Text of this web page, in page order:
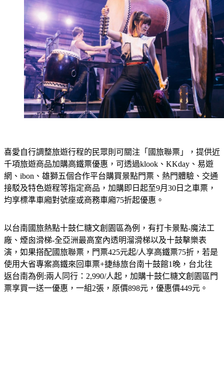
千項旅遊商品加購高鐵票優惠，可透過klook、KKday、易遊
網、ibon、雄獅五個合作平台購買景點門票、熱門體驗、交通
接駁及特色遊程等指定商品，加購即日起至9月30日之車票，
均享標準車廂對號座或商務車廂75折起優惠。
廠、煙囪滑梯-全亞洲最高室內透明溜滑梯以及十鼓擊樂表
演，如果搭配國旅聯票，門票425元起/人享高鐵票75折，若是
使用大省專案高鐵來回車票+捷絲旅台南十鼓館1晚，台北往
返台南為例:兩人同行：2,990/人起，加購十鼓仁糖文創園區門
票享買一送一優惠，一組2張，原價898元，優惠價449元。